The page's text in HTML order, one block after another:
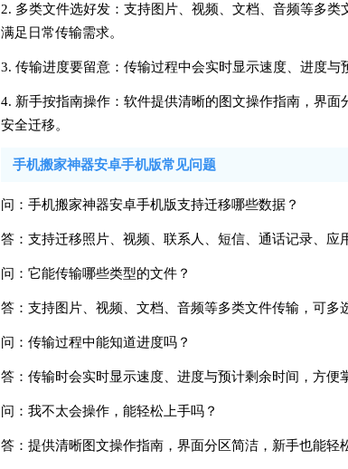
2. 多类文件选好发：支持图片、视频、文档、音频等多
满足日常传输需求。
3. 传输进度要留意：传输过程中会实时显示速度、进度
4. 新手按指南操作：软件提供清晰的图文操作指南，界
安全迁移。
手机搬家神器安卓手机版常见问题
问：手机搬家神器安卓手机版支持迁移哪些数据？
答：支持迁移照片、视频、联系人、短信、通话记录、应
问：它能传输哪些类型的文件？
答：支持图片、视频、文档、音频等多类文件传输，可多
问：传输过程中能知道进度吗？
答：传输时会实时显示速度、进度与预计剩余时间，方便
问：我不太会操作，能轻松上手吗？
答：提供清晰图文操作指南，界面分区简洁，新手也能轻